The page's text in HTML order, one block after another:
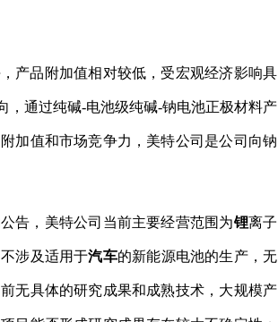
产品附加值相对较低，受宏观经济影响具
，通过纯碱-电池级纯碱-钠电池正极材料产
加值和市场竞争力，美特公司是公司向钠
告，美特公司当前主要经营范围为锂离子
涉及适用于汽车的新能源电池的生产，无
无具体的研究成果和成熟技术，大规模产